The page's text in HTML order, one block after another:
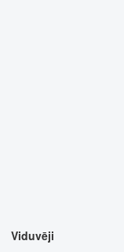
Viduvēji